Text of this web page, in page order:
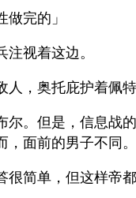
完的」
视着这边。
，奥托庇护着佩
。但是，信息战
面前的男子不同。
很简单，但这样帝